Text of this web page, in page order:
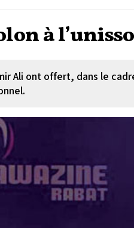
à
Ali ont offert, dans le